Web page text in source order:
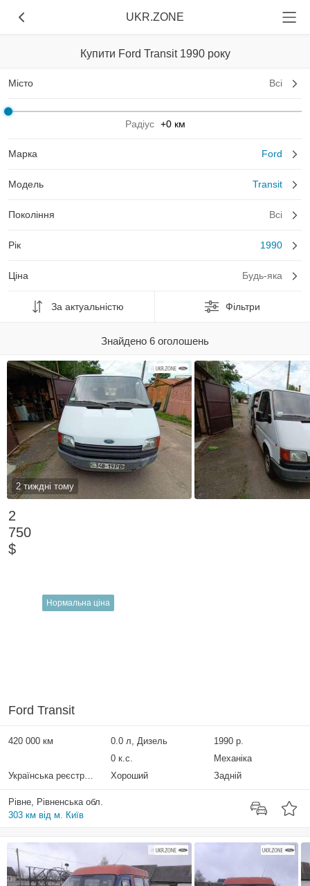
UKR.ZONE
Купити Ford Transit 1990 року
Місто Всі
Радіус +0 км
Марка Ford
Модель Transit
Покоління Всі
Рік 1990
Ціна Будь-яка
За актуальністю Фільтри
Знайдено 6 оголошень
2 тиждні тому
2
750
$
Нормальна ціна
Ford Transit
420 000 км 0.0 л, Дизель
1990 р.
0 к.с.
Механіка
Українська реєстрація
Хороший Задній
Рівне, Рівненська обл.
303 км від м. Київ